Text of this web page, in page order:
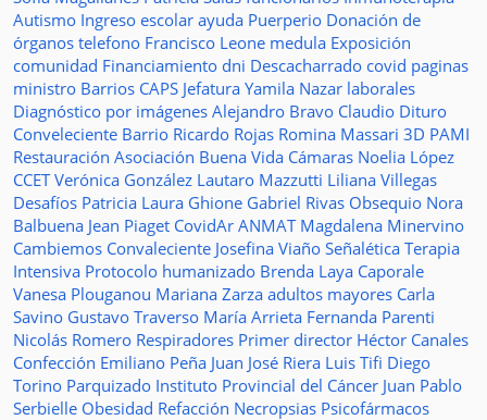
Autismo Ingreso escolar ayuda Puerperio Donación de
órganos telefono Francisco Leone medula Exposición
comunidad Financiamiento dni Descacharrado covid paginas
ministro Barrios CAPS Jefatura Yamila Nazar laborales
Diagnóstico por imágenes Alejandro Bravo Claudio Dituro
Conveleciente Barrio Ricardo Rojas Romina Massari 3D PAMI
Restauración Asociación Buena Vida Cámaras Noelia López
CCETVerónica González Lautaro Mazzutti Liliana Villegas
Desafíos Patricia Laura Ghione Gabriel Rivas Obsequio Nora
Balbuena Jean Piaget CovidAr ANMAT Magdalena Minervino
Cambiemos Convaleciente Josefina Viaño Señalética Terapia
Intensiva Protocolo humanizado Brenda Laya Caporale
Vanesa Plouganou Mariana Zarza adultos mayores Carla
Savino Gustavo Traverso María Arrieta Fernanda Parenti
Nicolás Romero Respiradores Primer director Héctor Canales
Confección Emiliano Peña Juan José Riera Luis Tifi Diego
Torino Parquizado Instituto Provincial del Cáncer Juan Pablo
Serbielle Obesidad Refacción Necropsias Psicofármacos